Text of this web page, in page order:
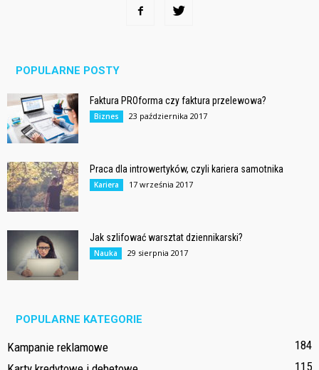
POPULARNE POSTY
Faktura PROforma czy faktura przelewowa?
Biznes 23 października 2017
Praca dla introwertyków, czyli kariera samotnika
Kariera 17 września 2017
Jak szlifować warsztat dziennikarski?
Nauka 29 sierpnia 2017
POPULARNE KATEGORIE
Kampanie reklamowe
184
115